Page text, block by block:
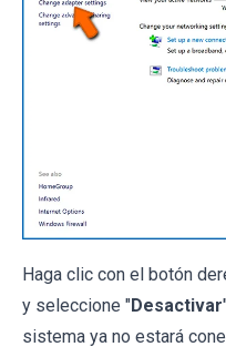
Haga clic con el botón
y seleccione "Desactivar
sistema ya no estará